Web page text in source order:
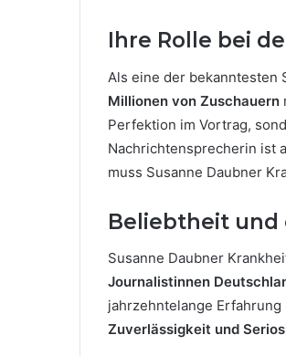
Ihre Rolle bei
Als eine der bekanntesten
Millionen von Zuschauern
Perfektion im Vortrag,
Nachrichtensprecherin ist
muss Susanne Daubner
Beliebtheit
Susanne Daubner
Journalistinnen
jahrzehntelange
Zuverlässigkeit und